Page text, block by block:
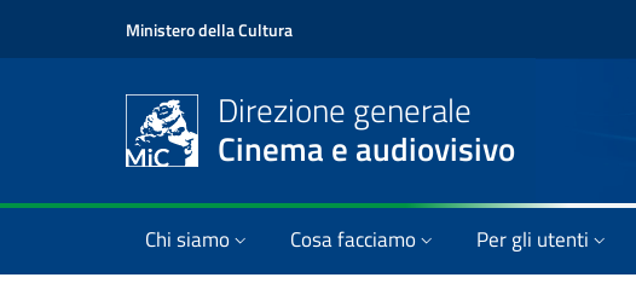
Ministero della Cultura
Direzione generale
Cinema e audiovisivo
Chi siamo Cosa facciamo Per gli utenti